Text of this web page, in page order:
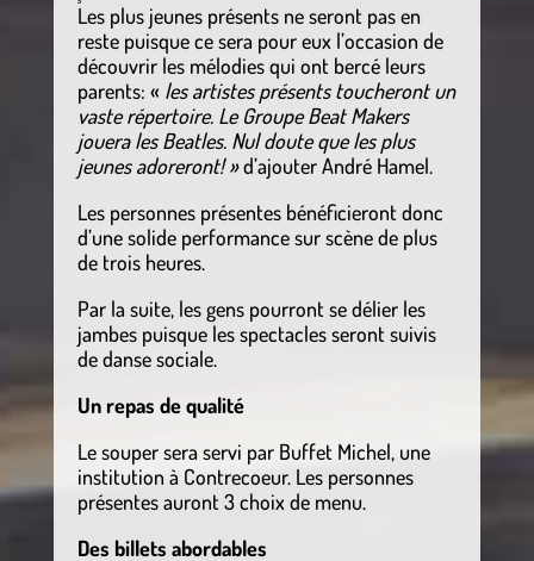
Les plus jeunes présents ne seront pas en
reste puisque ce sera pour eux l’occasion de
découvrir les mélodies qui ont bercé leurs
parents: « les artistes présents toucheront un
vaste répertoire. Le Groupe Beat Makers
jouera les Beatles. Nul doute que les plus
jeunes adoreront! »d’ajouter André Hamel.
Les personnes présentes bénéficieront donc
d’une solide performance sur scène de plus
de trois heures.
Par la suite, les gens pourront se délier les
jambes puisque les spectacles seront suivis
de danse sociale.
Un repas de qualité
Le souper sera servi par Buffet Michel, une
institution à Contrecoeur. Les personnes
présentes auront 3 choix de menu.
Des billets abordables